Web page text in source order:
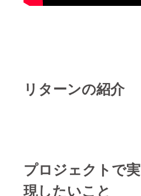
リターンの紹介
プロジェクトで実
現したいこと